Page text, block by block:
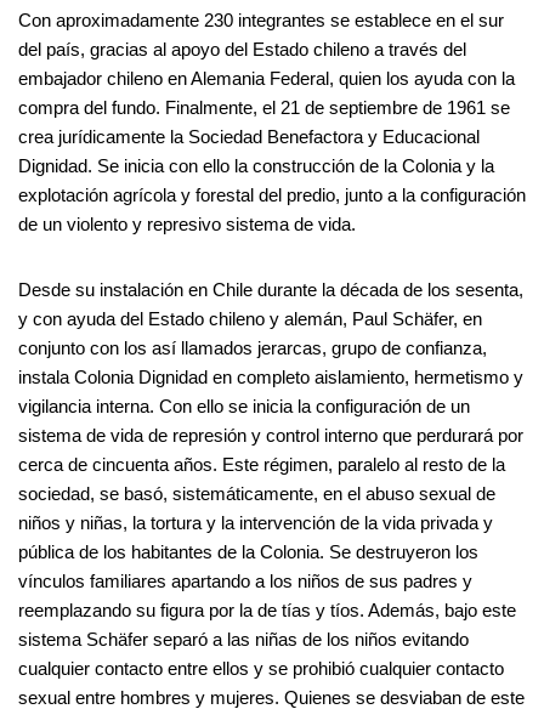
Con aproximadamente 230 integrantes se establece en el sur
del país, gracias al apoyo del Estado chileno a través del
embajador chileno en Alemania Federal, quien los ayuda con la
compra del fundo. Finalmente, el 21 de septiembre de 1961 se
crea jurídicamente la Sociedad Benefactora y Educacional
Dignidad. Se inicia con ello la construcción de la Colonia y la
explotación agrícola y forestal del predio, junto a la configuración
de un violento y represivo sistema de vida.
Desde su instalación en Chile durante la década de los sesenta,
y con ayuda del Estado chileno y alemán, Paul Schäfer, en
conjunto con los así llamados jerarcas, grupo de confianza,
instala Colonia Dignidad en completo aislamiento, hermetismo y
vigilancia interna. Con ello se inicia la configuración de un
sistema de vida de represión y control interno que perdurará por
cerca de cincuenta años. Este régimen, paralelo al resto de la
sociedad, se basó, sistemáticamente, en el abuso sexual de
niños y niñas, la tortura y la intervención de la vida privada y
pública de los habitantes de la Colonia. Se destruyeron los
vínculos familiares apartando a los niños de sus padres y
reemplazando su figura por la de tías y tíos. Además, bajo este
sistema Schäfer separó a las niñas de los niños evitando
cualquier contacto entre ellos y se prohibió cualquier contacto
sexual entre hombres y mujeres. Quienes se desviaban de este